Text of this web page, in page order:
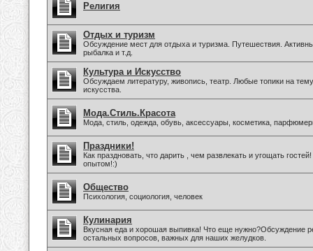
Религия
Отдых и туризм
Обсуждение мест для отдыха и туризма. Путешествия.
рыбалка и т.д.
Культура и Искусство
Обсуждаем литературу, живопись, театр. Любые топики на
искусства.
Мода.Стиль.Красота
Мода, стиль, одежда, обувь, аксессуары, косметика,
Праздники!
Как праздновать, что дарить , чем развлекать и угощать
опытом!:)
Общество
Психология, социология, человек
Кулинария
Вкусная еда и хорошая выпивка! Что еще нужно?Обсуждение
остальных вопросов, важных для наших желудков.